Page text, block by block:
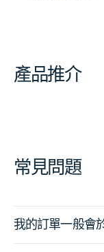
產品推介
常見問題
我的訂單一般會